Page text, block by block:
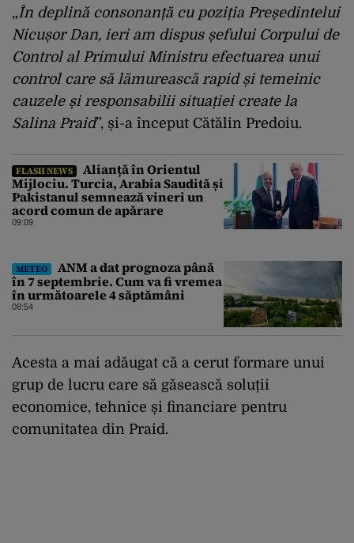
„În deplină consonanță cu poziția Președintelui
Nicușor Dan, ieri am dispus șefului Corpului de
Control al Primului Ministru efectuarea unui
control care să lămurească rapid și temeinic
cauzele și responsabilii situației create la
Salina Praid”, și-a început Cătălin Predoiu.
FLASH NEWS
Alianță în Orientul
Mijlociu. Turcia, Arabia Saudită și
Pakistanul semnează vineri un
acord comun de apărare
09:09
METEO
ANM a dat prognoza până
în 7 septembrie. Cum va fi vremea
în următoarele 4 săptămâni
08:54
Acesta a mai adăugat că a cerut formare unui
grup de lucru care să găsească soluții
economice, tehnice și financiare pentru
comunitatea din Praid.